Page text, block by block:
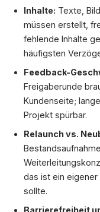
Inhalte: Texte,
müssen erstellt,
fehlende Inhalte
häufigsten
Feedback-
Freigaberunde
Kundenseite;
Projekt spürbar.
Relaunch vs.
das ist ein
sollte.
Barrierefreiheit